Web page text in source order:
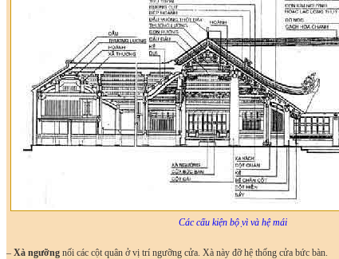
Các cấu kiện bộ ̣vì và hệ mái
– Xà ngưỡng nối các cột quân ở vị trí ngưỡng cửa. Xà này đỡ hệ thống cửa bức bàn.